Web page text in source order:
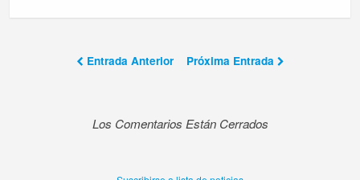
Entrada Anterior Próxima Entrada
Los Comentarios Están Cerrados